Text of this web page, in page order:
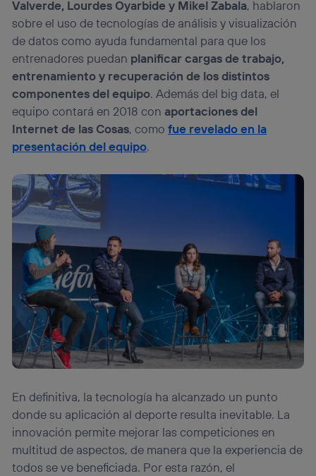
Valverde, Lourdes Oyarbide y Mikel Zabala, hablaron
sobre el uso de tecnologías de análisis y visualización
de datos como ayuda fundamental para que los
entrenadores puedan planificar cargas de trabajo,
entrenamiento y recuperación de los distintos
componentes del equipo. Además del big data, el
equipo contará en 2018 con aportaciones del
Internet de las Cosas, comofue revelado en la
presentación del equipo.
En definitiva, la tecnología ha alcanzado un punto
donde su aplicación al deporte resulta inevitable. La
innovación permite mejorar las competiciones en
multitud de aspectos, de manera que la experiencia de
todos se ve beneficiada. Por esta razón, el